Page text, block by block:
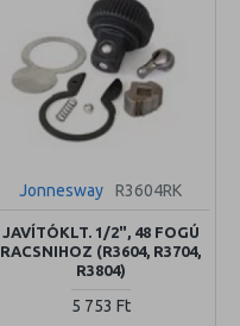
Jonnesway R3604RK
JAVÍTÓKLT. 1/2", 48 FOGÚ
RACSNIHOZ (R3604, R3704,
R3804)
5 753 Ft